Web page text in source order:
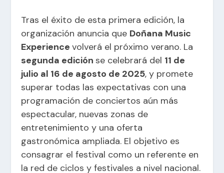
Tras el éxito de esta primera edición, la
organización anuncia que Doñana Music
Experiencevolverá el próximo verano. La
segunda ediciónse celebrará del 11 de
julio al 16 de agosto de 2025, y promete
superar todas las expectativas con una
programación de conciertos aún más
espectacular, nuevas zonas de
entretenimiento y una oferta
gastronómica ampliada. El objetivo es
consagrar el festival como un referente en
la red de ciclos y festivales a nivel nacional.